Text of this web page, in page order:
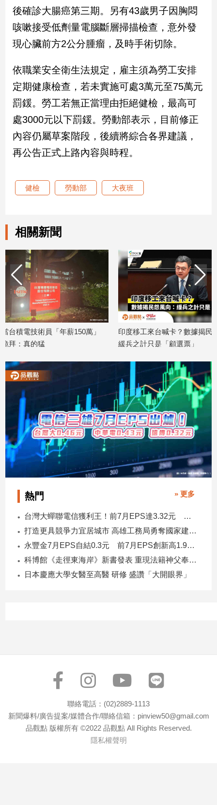
南
台
觀
南
台
灣
觀
點
星
行/
時
尚
追
星
生
活
建
築/
室
內
設
計
旅
遊/
食
座/
命
費
康/
推
後確診大腸癌第三期。另有43歲男子因胸悶
咳嗽接受低劑量電腦斷層掃描檢查，意外發
現心臟前方2公分腫瘤，及時手術切除。
依職業安全衛生法規定，雇主須為勞工安排
定期健康檢查，若未實施可處3萬元至75萬元
罰鍰。勞工若無正當理由拒絕健檢，最高可
處3000元以下罰鍰。勞動部表示，目前修正
內容仍屬草案階段，後續將綜合各界建議，
再公告正式上路內容與時程。
健檢 勞動部 大夜班
相關新聞
萬」
印度移工來台喊卡？數據揭民怨風向：
緩兵之計只是「顧選票」
每10個移工
洞沒補還要
熱門 » 更多
台灣大蟬聯電信獲利王！前7月EPS達3.32元 中華電3.11、遠傳2.46元
打造更具競爭力宜居城市 高雄工務局勇奪國家建築界9大獎
永豐金7月EPS自結0.3元 前7月EPS創新高1.96元！
科博館《走徑東海岸》新書發表 重現法籍神父奉獻足跡與歷史日記
日本慶應大學女醫至高醫 研修 盛讚「大開眼界」
聯絡電話：(02)2889-1113
新聞爆料/廣告提案/媒體合作/聯絡信箱：pinview50@gmail.com
品觀點 版權所有 ©2022 品觀點 All Rights Reserved.
隱私權聲明